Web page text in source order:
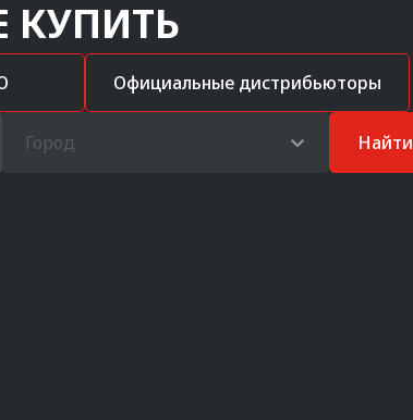
КУПИТЬ
Официальные дистрибьюторы
Город Найти